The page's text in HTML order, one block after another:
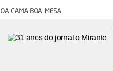
cama boa mesa